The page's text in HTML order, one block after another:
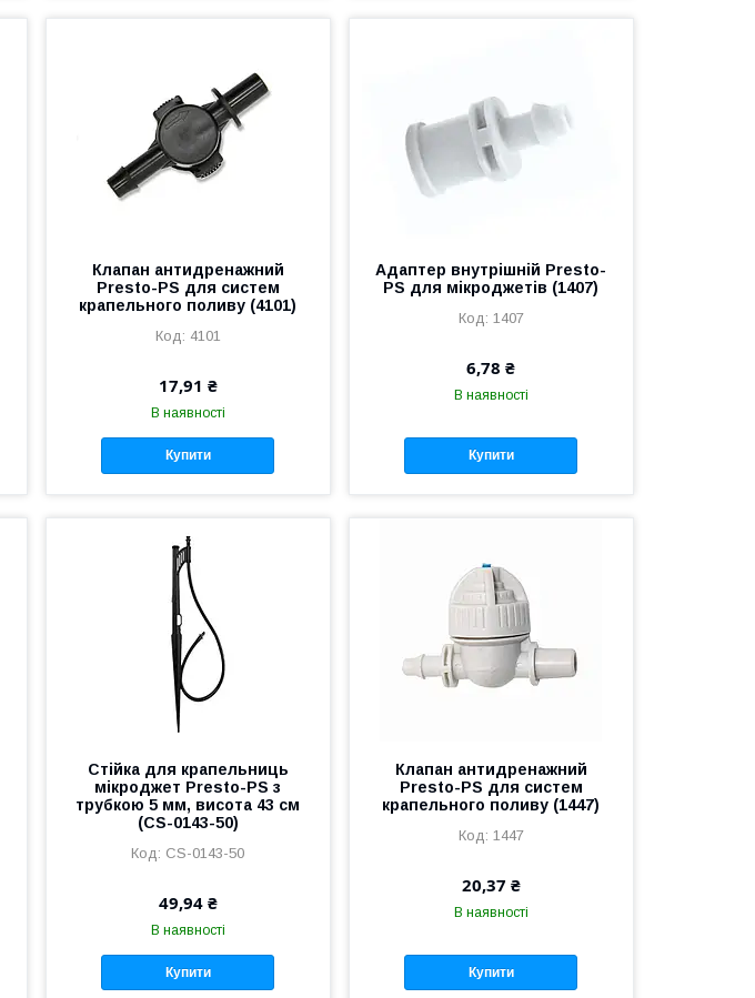
Клапан антидренажний
Presto-PS для систем
крапельного поливу (4101)
4101
17,91 ₴
В наявності
Купити
Адаптер внутрішній Presto-
PS для мікроджетів (1407)
1407
6,78 ₴
В наявності
Купити
Стійка для крапельниць
мікроджет Presto-PS з
трубкою 5 мм, висота 43 см
(CS-0143-50)
CS-0143-50
49,94 ₴
В наявності
Купити
Клапан антидренажний
Presto-PS для систем
крапельного поливу (1447)
1447
20,37 ₴
В наявності
Купити